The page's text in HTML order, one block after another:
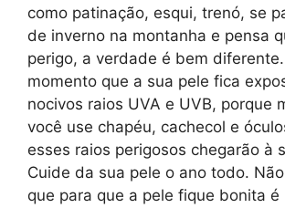
como patinação, esqui, trenó, se
de inverno na montanha e pensa
perigo, a verdade é bem
momento que a sua pele fica
nocivos raios UVA e UVB, porque
você use chapéu, cachecol e
esses raios perigosos chegarão à
Cuide da sua pele o ano todo.
que para que a pele fique bonita é